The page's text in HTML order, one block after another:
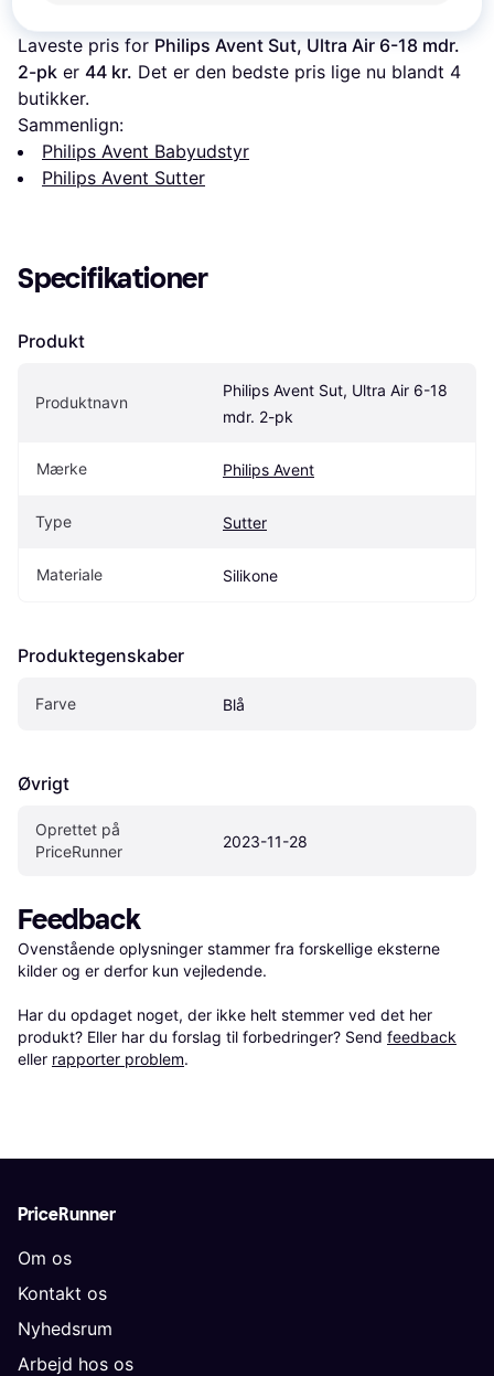
Laveste pris for Philips Avent Sut, Ultra Air 6-18 mdr.
2-pk er 44 kr. Det er den bedste pris lige nu blandt 4
butikker.
Sammenlign:
Philips Avent Babyudstyr
Philips Avent Sutter
Specifikationer
Produkt
Produktnavn
Philips Avent Sut, Ultra Air 6-18
mdr. 2-pk
Mærke Philips Avent
Type Sutter
Materiale Silikone
Produktegenskaber
Farve Blå
Øvrigt
Oprettet på
PriceRunner
2023-11-28
Feedback
Ovenstående oplysninger stammer fra forskellige eksterne
kilder og er derfor kun vejledende.
Har du opdaget noget, der ikke helt stemmer ved det her
produkt? Eller har du forslag til forbedringer? Send feedback
eller rapporter problem.
PriceRunner
Om os
Kontakt os
Nyhedsrum
Arbejd hos os